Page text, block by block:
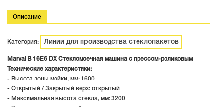
Описание
Категория: Линии для производства стеклопакетов
Marval B 16E6 DX Стекломоечная машина с прессом-роликовым
Технические характеристики:
- Высота зоны мойки, мм: 1600
- Открытый / Закрытый верх: открытый
- Максимальная высота стекла, мм: 3200